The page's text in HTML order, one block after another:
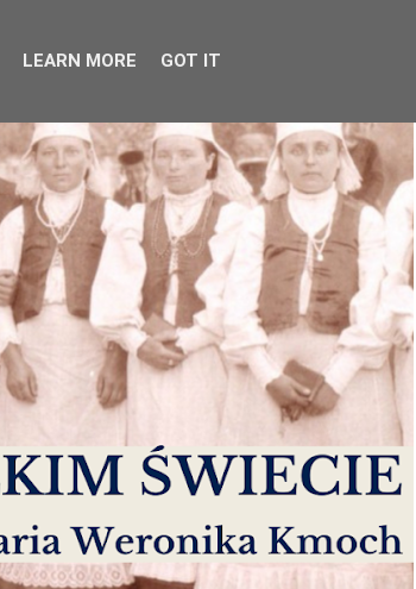
LEARN MORE GOT IT